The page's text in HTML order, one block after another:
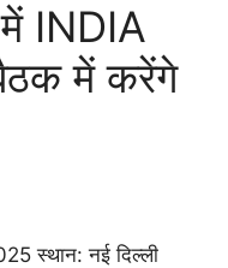
में INDIA
में करेंगे
स्थान: नई दिल्ली